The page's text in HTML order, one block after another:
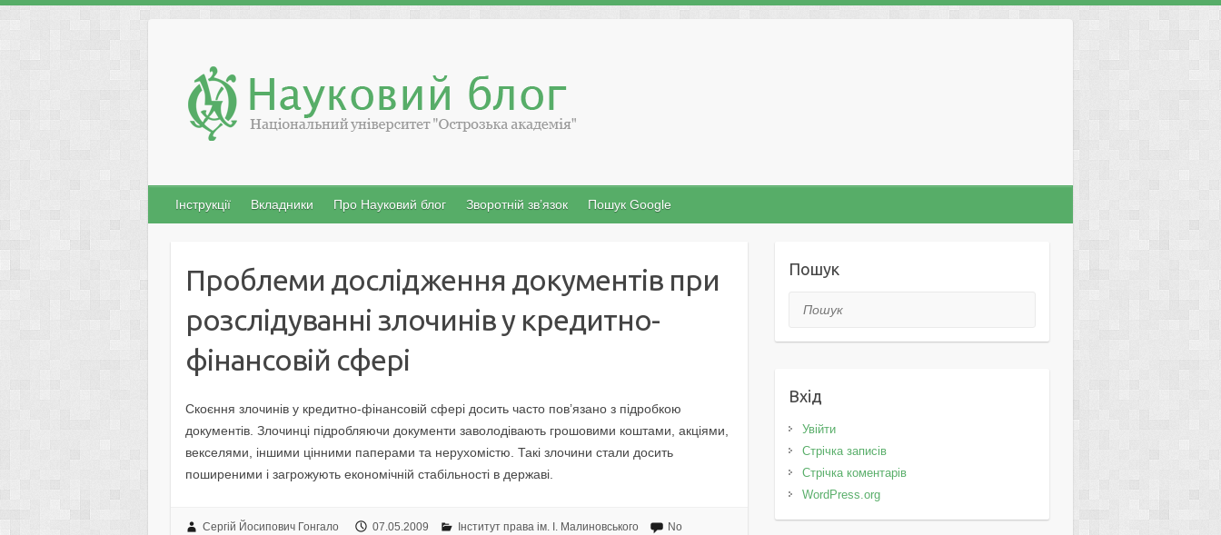
content
Інструкції Вкладники Про Науковий блог Зворотній зв’язок Пошук Google
Проблеми дослідження документів при
розслідуванні злочинів у кредитно-
фінансовій сфері
Скоєння злочинів у кредитно-фінансовій сфері досить часто пов’язано з підробкою
документів. Злочинці підробляючи документи заволодівають грошовими коштами, акціями,
векселями, іншими цінними паперами та нерухомістю. Такі злочини стали досить
поширеними і загрожують економічній стабільності в державі.
Сергій Йосипович Гонгало 07.05.2009 Інститут права ім. І. Малиновського
No
Пошук
Пошук
Вхід
Увійти
Стрічка записів
Стрічка коментарів
WordPress.org